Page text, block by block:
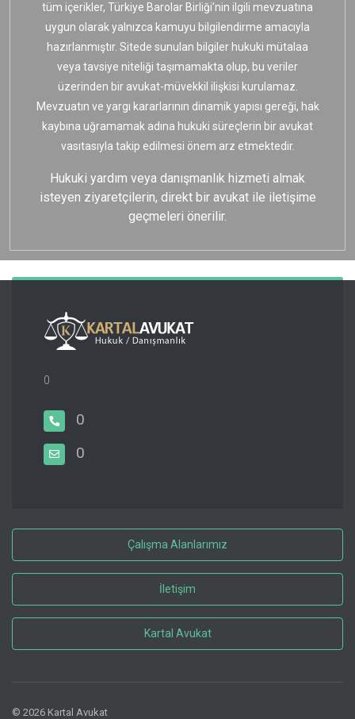
tüm içerikler, Türkiye Barolar Birliği’nin ilgili mevzuatına
uygun olarak yalnızca kamuyu bilgilendirme amacıyla
hazırlanmıştır. Sitede sunulan bilgiler hukuki mütalaa
veya tavsiye niteliği taşımamakta olup, bu veriler
üzerinden bir avukat-müvekkil ilişkisi kurulamaz.
Mevzuatın ve yargı kararlarının dinamik yapısı gereği, hak
kaybına uğramamak adına hukuki süreçlerin bir avukat
vasıtasıyla takip edilmesi önem arz etmektedir.
Hukuki yardım veya danışmanlık hizmeti almak
isteyen ziyaretçilerin, direkt bir avukat ile iletişime
geçmeleri önerilir.
0
0
0
Çalışma Alanlarımız
İletişim
Kartal Avukat
© 2026 Kartal Avukat